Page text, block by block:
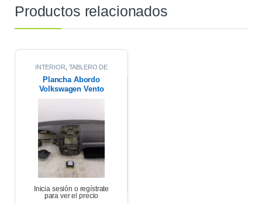
Productos relacionados
INTERIOR TABLERO DE
ABORDO
Plancha Abordo
Volkswagen Vento
Inicia sesión o regístrate
para ver el precio